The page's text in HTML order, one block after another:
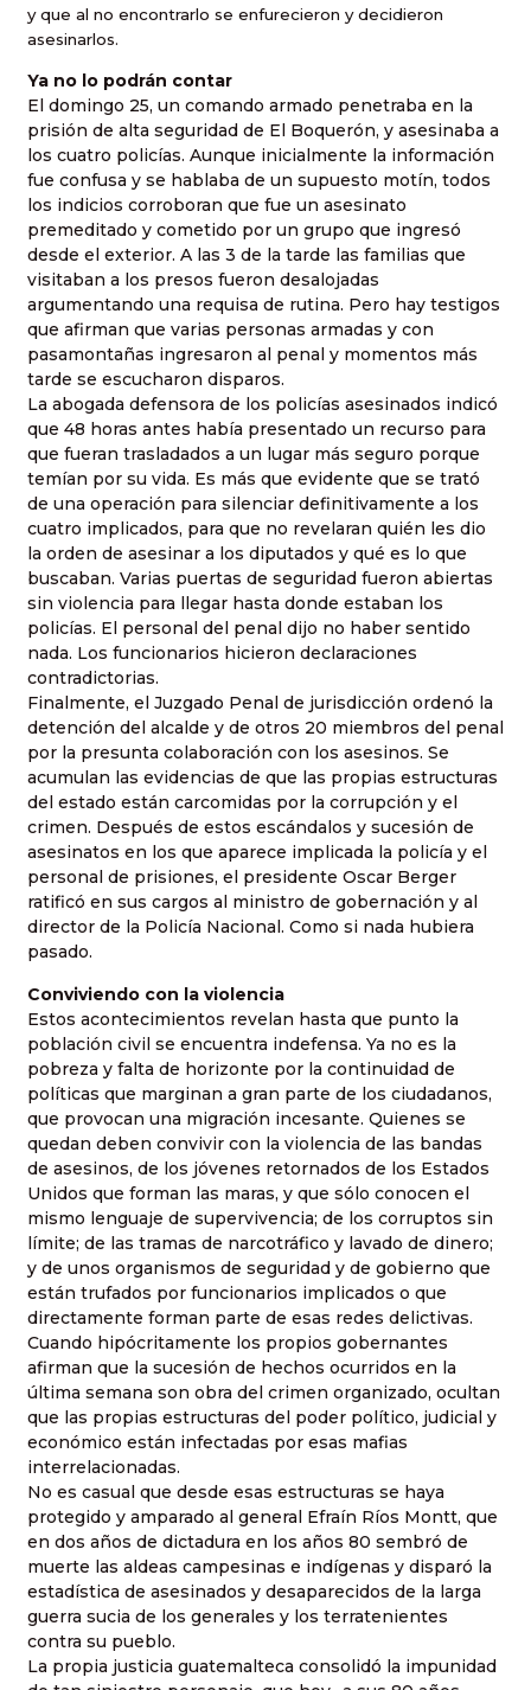
y que al no encontrarlo se enfurecieron y decidieron
asesinarlos.
Ya no lo podrán contar
El domingo 25, un comando armado penetraba en la
prisión de alta seguridad de El Boquerón, y asesinaba a
los cuatro policías. Aunque inicialmente la información
fue confusa y se hablaba de un supuesto motín, todos
los indicios corroboran que fue un asesinato
premeditado y cometido por un grupo que ingresó
desde el exterior. A las 3 de la tarde las familias que
visitaban a los presos fueron desalojadas
argumentando una requisa de rutina. Pero hay testigos
que afirman que varias personas armadas y con
pasamontañas ingresaron al penal y momentos más
tarde se escucharon disparos.
La abogada defensora de los policías asesinados indicó
que 48 horas antes había presentado un recurso para
que fueran trasladados a un lugar más seguro porque
temían por su vida. Es más que evidente que se trató
de una operación para silenciar definitivamente a los
cuatro implicados, para que no revelaran quién les dio
la orden de asesinar a los diputados y qué es lo que
buscaban. Varias puertas de seguridad fueron abiertas
sin violencia para llegar hasta donde estaban los
policías. El personal del penal dijo no haber sentido
nada. Los funcionarios hicieron declaraciones
contradictorias.
Finalmente, el Juzgado Penal de jurisdicción ordenó la
detención del alcalde y de otros 20 miembros del penal
por la presunta colaboración con los asesinos. Se
acumulan las evidencias de que las propias estructuras
del estado están carcomidas por la corrupción y el
crimen. Después de estos escándalos y sucesión de
asesinatos en los que aparece implicada la policía y el
personal de prisiones, el presidente Oscar Berger
ratificó en sus cargos al ministro de gobernación y al
director de la Policía Nacional. Como si nada hubiera
pasado.
Conviviendo con la violencia
Estos acontecimientos revelan hasta que punto la
población civil se encuentra indefensa. Ya no es la
pobreza y falta de horizonte por la continuidad de
políticas que marginan a gran parte de los ciudadanos,
que provocan una migración incesante. Quienes se
quedan deben convivir con la violencia de las bandas
de asesinos, de los jóvenes retornados de los Estados
Unidos que forman las maras, y que sólo conocen el
mismo lenguaje de supervivencia; de los corruptos sin
límite; de las tramas de narcotráfico y lavado de dinero;
y de unos organismos de seguridad y de gobierno que
están trufados por funcionarios implicados o que
directamente forman parte de esas redes delictivas.
Cuando hipócritamente los propios gobernantes
afirman que la sucesión de hechos ocurridos en la
última semana son obra del crimen organizado, ocultan
que las propias estructuras del poder político, judicial y
económico están infectadas por esas mafias
interrelacionadas.
No es casual que desde esas estructuras se haya
protegido y amparado al general Efraín Ríos Montt, que
en dos años de dictadura en los años 80 sembró de
muerte las aldeas campesinas e indígenas y disparó la
estadística de asesinados y desaparecidos de la larga
guerra sucia de los generales y los terratenientes
contra su pueblo.
La propia justicia guatemalteca consolidó la impunidad